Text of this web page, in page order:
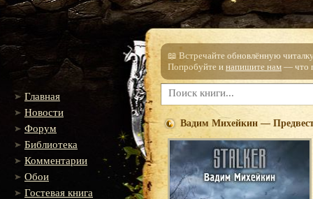
Главная
Новости
Форум
Библиотека
Комментарии
Обои
Гостевая книга
📖 Встречайте обновлённую
Попробуйте и напишите нам — что
Вадим Михейкин —